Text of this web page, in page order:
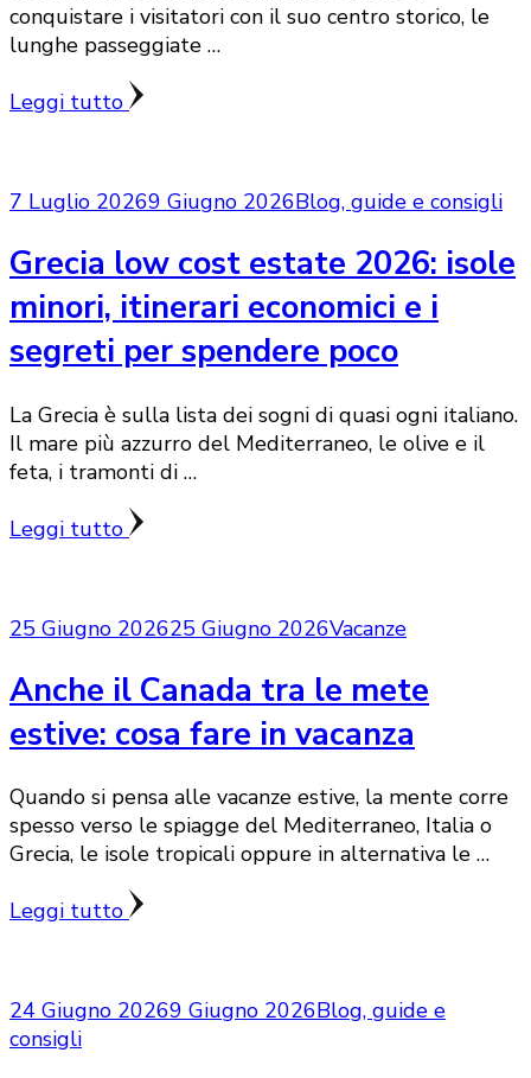
conquistare i visitatori con il suo centro storico, le
lunghe passeggiate …
Leggi tutto
7 Luglio 20269 Giugno 2026Blog, guide e consigli
Grecia low cost estate 2026: isole
minori, itinerari economici e i
segreti per spendere poco
La Grecia è sulla lista dei sogni di quasi ogni italiano.
Il mare più azzurro del Mediterraneo, le olive e il
feta, i tramonti di …
Leggi tutto
25 Giugno 202625 Giugno 2026Vacanze
Anche il Canada tra le mete
estive: cosa fare in vacanza
Quando si pensa alle vacanze estive, la mente corre
spesso verso le spiagge del Mediterraneo, Italia o
Grecia, le isole tropicali oppure in alternativa le …
Leggi tutto
24 Giugno 20269 Giugno 2026Blog, guide e
consigli